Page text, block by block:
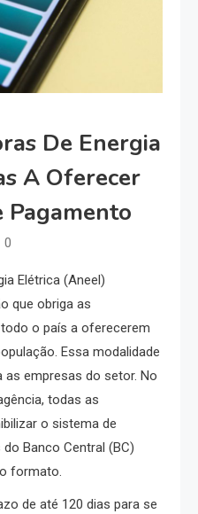
De Energia
A Oferecer
Pagamento
0
Elétrica (Aneel)
que obriga as
o país a oferecerem
Essa modalidade
as empresas do setor. No
todas as
o sistema de
Banco Central (BC)
formato.
de até 120 dias para se